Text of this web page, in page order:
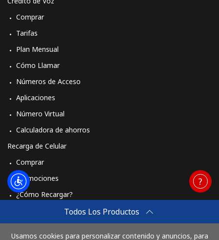
Todos Los Productos
Usamos cookies para personalizar contenido y anuncios, para
Comprar
Tarifas
Plan Mensual
Cómo Llamar
Números de Acceso
Aplicaciones
Número Virtual
Calculadora de ahorros
Recarga de Celular
Comprar
Promociones
¿Cómo Recargar?
Comprar